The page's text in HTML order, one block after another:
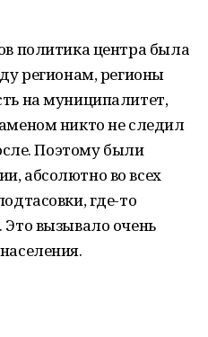
политика центра была
регионам, регионы
на муниципалитет,
никто не следил
Поэтому были
абсолютно во всех
где-то
Это вызывало очень